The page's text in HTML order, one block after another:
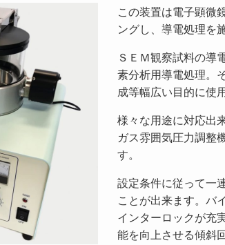
この装置は電子顕微
ングし、導電処理を
ＳＥＭ観察試料の導
素分析用導電処理。
成等幅広い目的に使
様々な用途に対応出
ガス雰囲気圧力調整
す。
設定条件に従って一
ことが出来ます。バ
インターロックが充
能を向上させる傾斜